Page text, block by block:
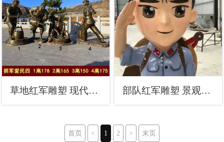
草地红军雕塑 现代校园革命雕塑 大型抗战雕塑 部队红军雕塑 景观美陈革命雕塑 喷漆抗战雕塑
首页 < 1 2 >
末页